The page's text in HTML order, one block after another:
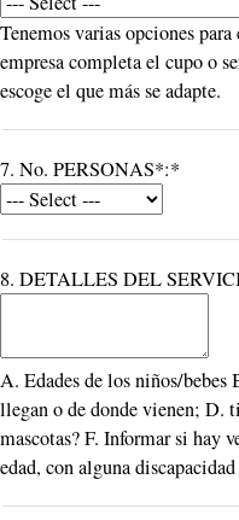
Tenemos varias opciones
empresa completa el cupo o
escoge el que más se adapte.
7. No. PERSONAS*:*
8. DETALLES DEL
A. Edades de los niños/bebes
llegan o de donde vienen; D.
mascotas? F. Informar si hay
edad, con alguna